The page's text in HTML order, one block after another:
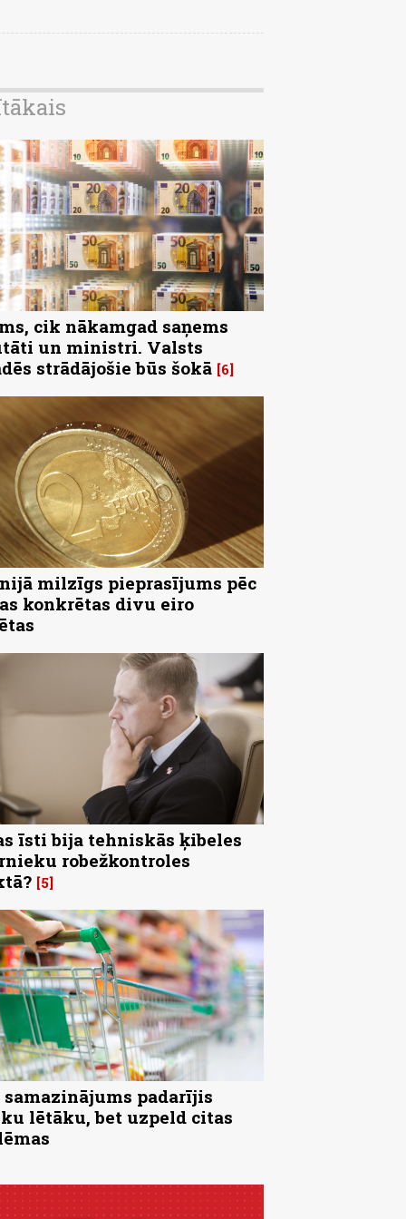
cik nākamgad saņems
un ministri. Valsts
strādājošie būs šokā 6
milzīgs pieprasījums pēc
konkrētas divu eiro
īsti bija tehniskās ķibeles
robežkontroles
5
samazinājums padarījis
lētāku, bet uzpeld citas